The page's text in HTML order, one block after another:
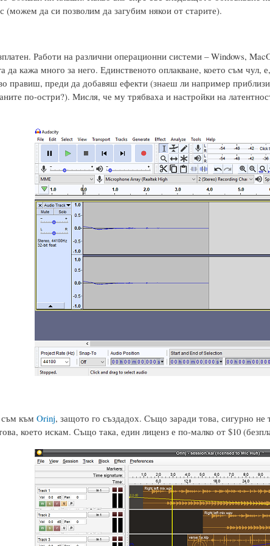
(можем да си позволим да загубим някои от старите).
Работи на различни операционни системи – Windows,
да кажа много за него. Единственото оплакване, което съм
правиш, преди да добавяш ефекти (знаеш ли например
по-остри?). Мисля, че му трябваха и настройки на
към Orinj, защото го създадох. Също заради това, сигурно
което искам. Също така, един лиценз е по-малко от $10